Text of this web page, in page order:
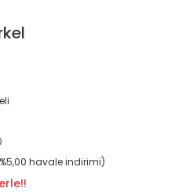
havale indirimi)